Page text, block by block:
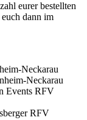
eurer bestellten
dann im
Neckarau
Neckarau
Events RFV
RFV